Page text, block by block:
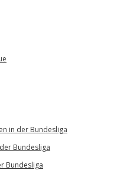
in der Bundesliga
Bundesliga
Bundesliga